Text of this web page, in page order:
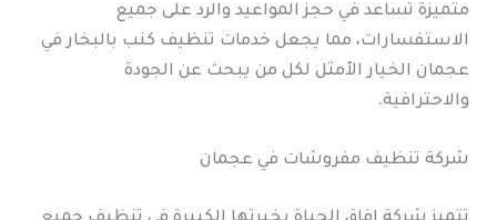
متميزة تساعد في حجز المواعيد والرد على جميع
الاستفسارات، مما يجعل خدمات تنظيف كنب بالبخار في
عجمان الخيار الأمثل لكل من يبحث عن الجودة
والاحترافية.
شركة تنظيف مفروشات في عجمان